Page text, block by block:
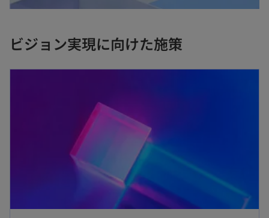
ビジョン実現に向けた施策